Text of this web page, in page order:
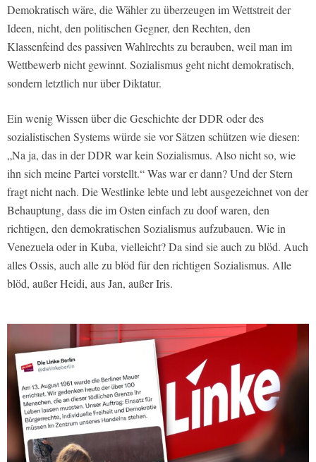
Demokratisch wäre, die Wähler zu überzeugen im Wettstreit der
Ideen, nicht, den politischen Gegner, den Rechten, den
Klassenfeind des passiven Wahlrechts zu berauben, weil man im
Wettbewerb nicht gewinnt. Sozialismus geht nicht demokratisch,
sondern letztlich nur über Diktatur.
Ein wenig Wissen über die Geschichte der DDR oder des
sozialistischen Systems würde sie vor Sätzen schützen wie diesen:
„Na ja, das in der DDR war kein Sozialismus. Also nicht so, wie
ihn sich meine Partei vorstellt.“ Was war er dann? Und der Stern
fragt nicht nach. Die Westlinke lebte und lebt ausgezeichnet von der
Behauptung, dass die im Osten einfach zu doof waren, den
richtigen, den demokratischen Sozialismus aufzubauen. Wie in
Venezuela oder in Kuba, vielleicht? Da sind sie auch zu blöd. Auch
alles Ossis, auch alle zu blöd für den richtigen Sozialismus. Alle
blöd, außer Heidi, aus Jan, außer Iris.